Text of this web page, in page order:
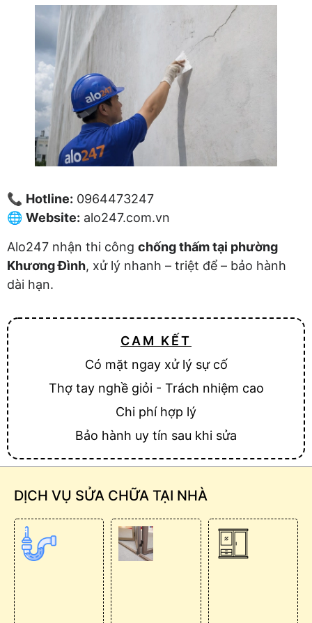
📞 Hotline: 0964473247
🌐 Website: alo247.com.vn
Alo247 nhận thi công chống thấm tại phường
Khương Đình, xử lý nhanh – triệt để – bảo hành
dài hạn.
CAM KẾT
Có mặt ngay xử lý sự cố
Thợ tay nghề giỏi - Trách nhiệm cao
Chi phí hợp lý
Bảo hành uy tín sau khi sửa
DỊCH VỤ SỬA CHỮA TẠI NHÀ